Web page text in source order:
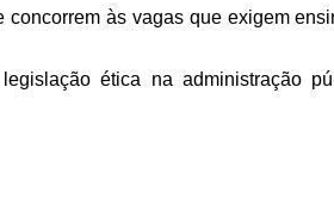
às vagas que exigem
ética na administração